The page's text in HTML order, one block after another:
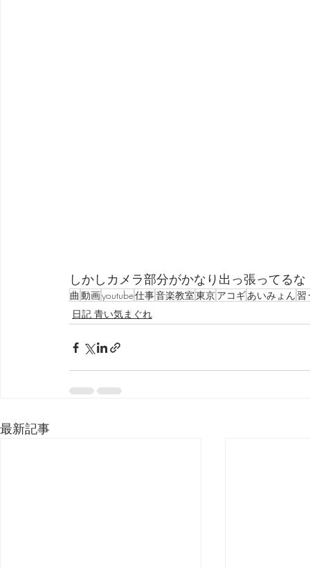
しかしカメラ部分がかなり出っ張ってるな
曲 動画youtube仕事音楽教室東京アコギあいみょん 習
日記 青い気まぐれ
最新記事